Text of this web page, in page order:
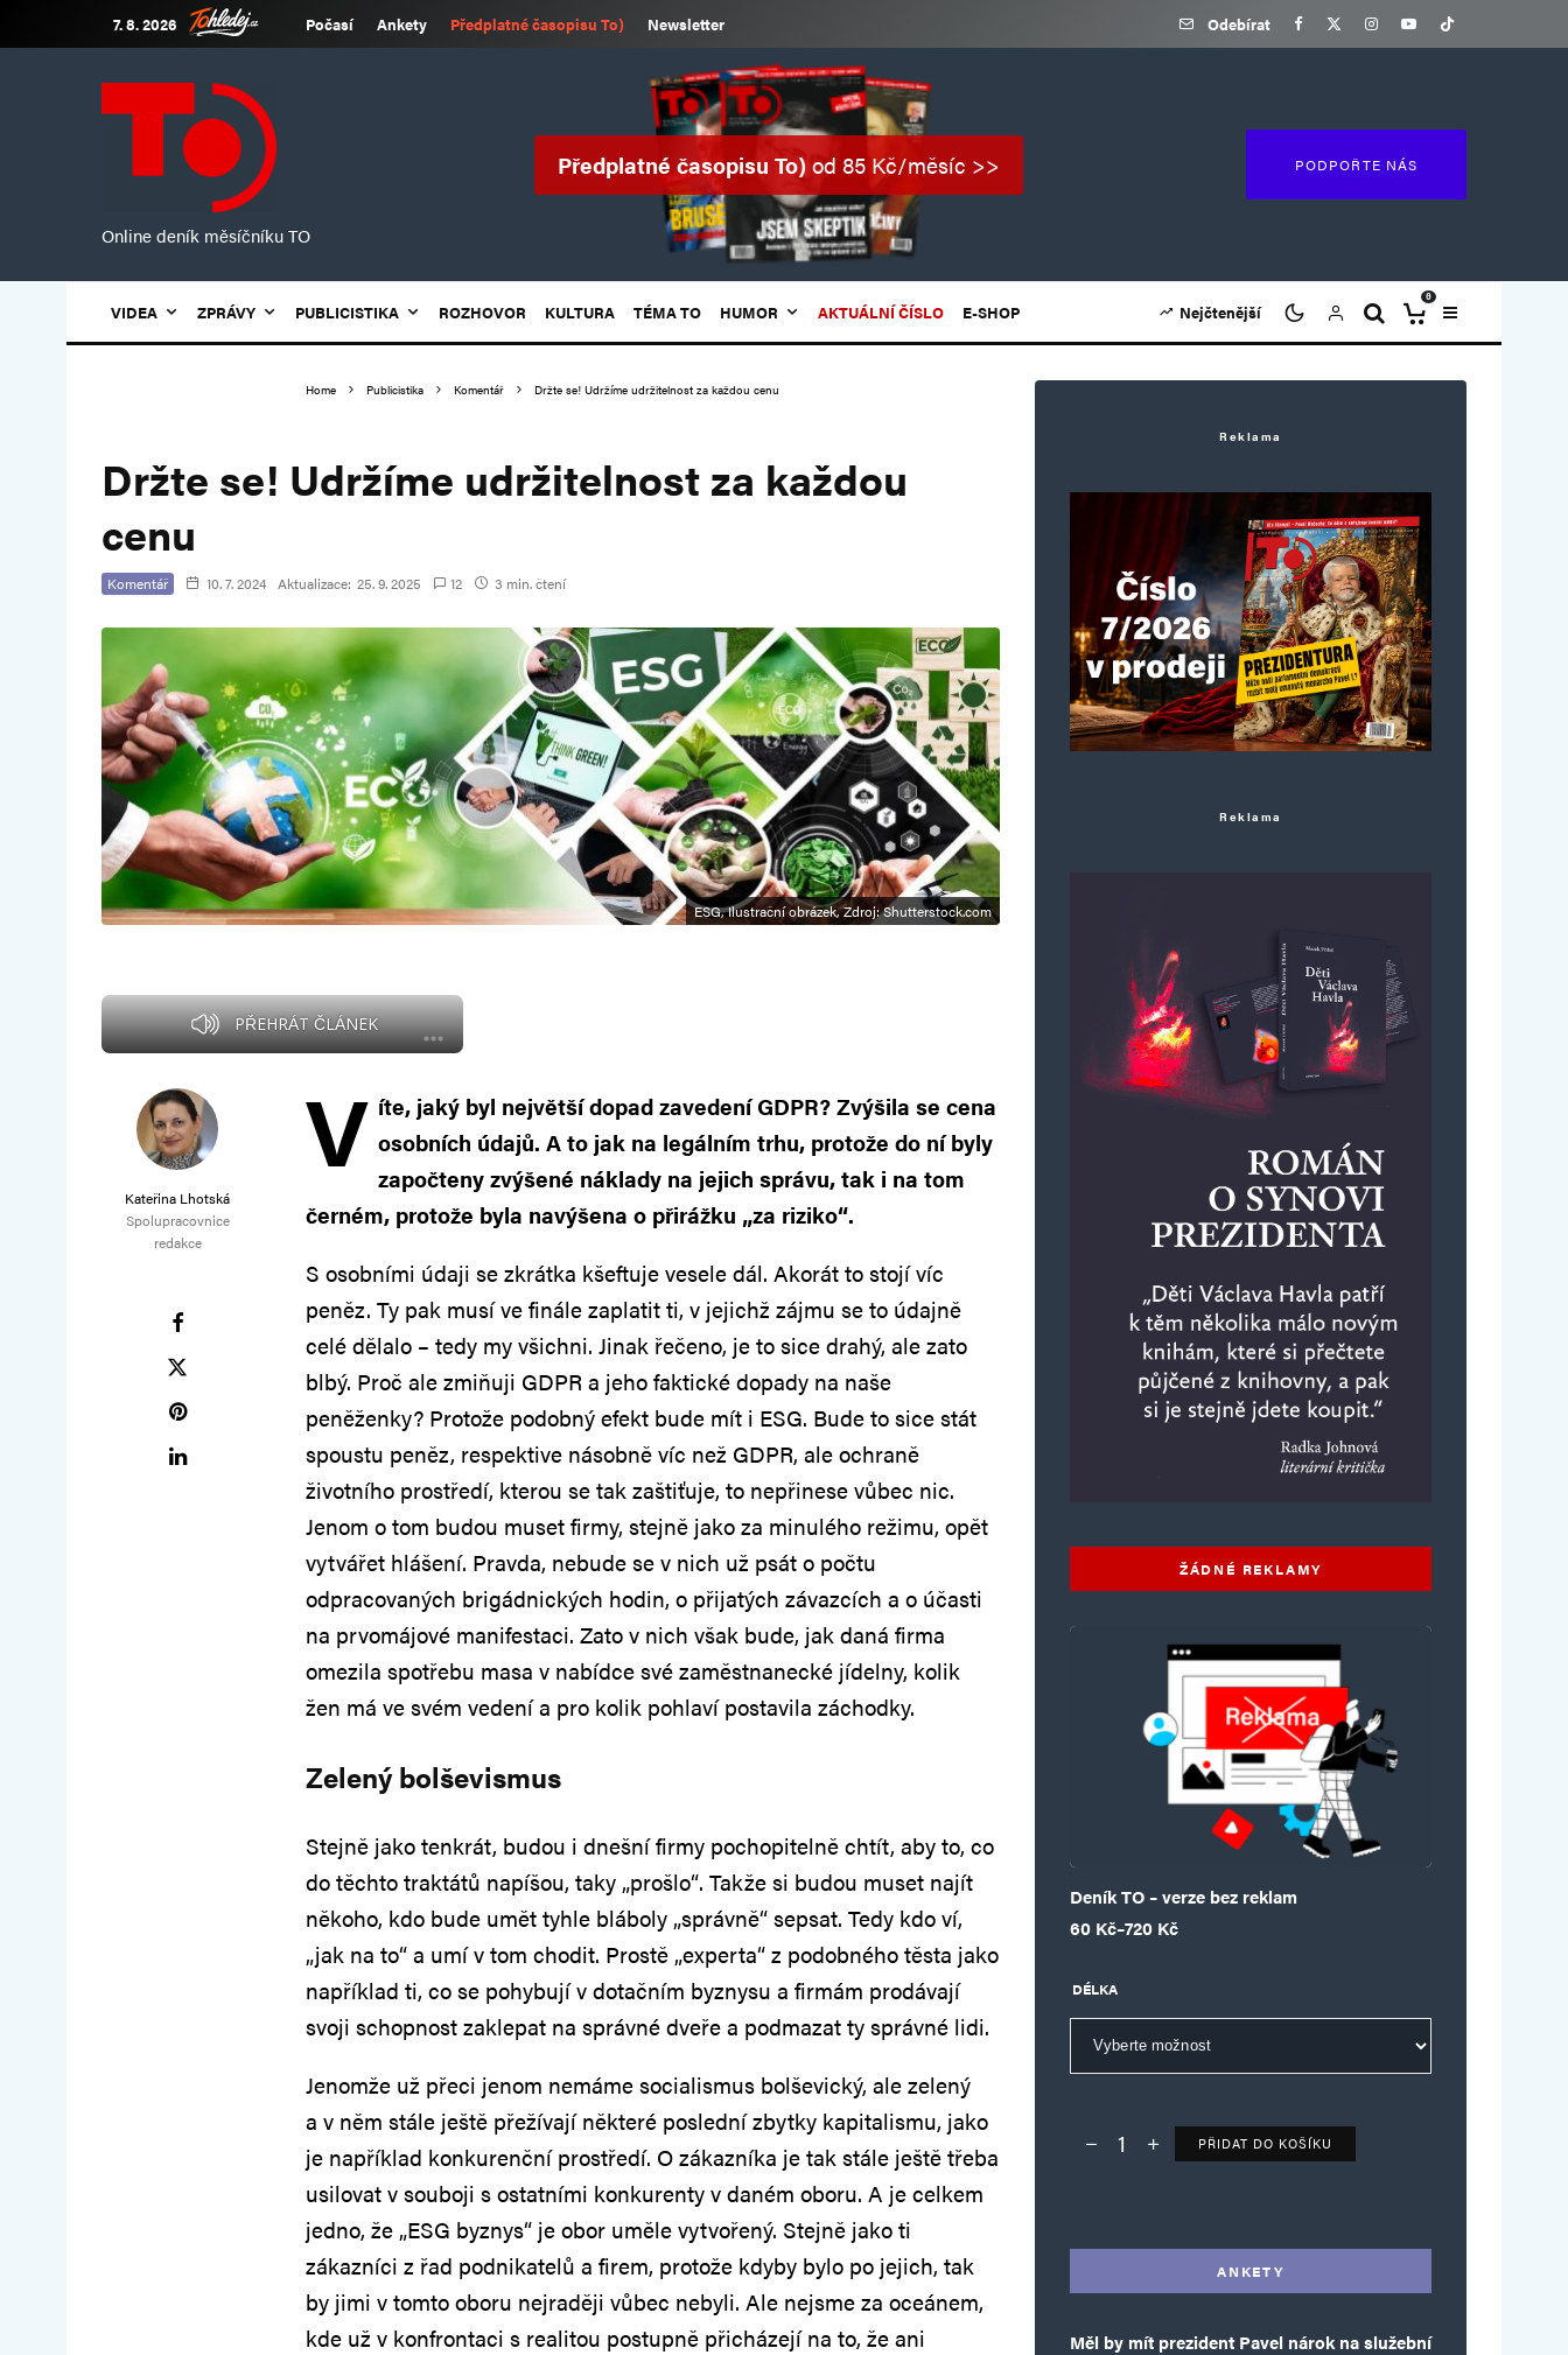
7. 8. 2026 Počasí Ankety Předplatné časopisu To) Newsletter Odebírat
Online deník měsíčníku TO
Předplatné časopisu To)od 85 Kč/měsíc >> PODPOŘTE NÁS
VIDEA ZPRÁVY PUBLICISTIKA ROZHOVOR KULTURA TÉMA TO HUMOR AKTUÁLNÍ ČÍSLO E-SHOP Nejčtenější
0
Home Publicistika Komentář Držte se! Udržíme udržitelnost za každou cenu
Držte se! Udržíme udržitelnost za každou
cenu
Komentář 10. 7. 2024 Aktualizace: 25. 9. 2025 12 3 min. čtení
ESG, Ilustrační obrázek, Zdroj: Shutterstock.com
PŘEHRÁT ČLÁNEK
Kateřina Lhotská
Spolupracovnice
redakce
V íte, jaký byl největší dopad zavedení GDPR? Zvýšila se cena
osobních údajů. A to jak na legálním trhu, protože do ní byly
započteny zvýšené náklady na jejich správu, tak i na tom
černém, protože byla navýšena o přirážku „za riziko“.
S osobními údaji se zkrátka kšeftuje vesele dál. Akorát to stojí víc
peněz. Ty pak musí ve finále zaplatit ti, v jejichž zájmu se to údajně
celé dělalo – tedy my všichni. Jinak řečeno, je to sice drahý, ale zato
blbý. Proč ale zmiňuji GDPR a jeho faktické dopady na naše
peněženky? Protože podobný efekt bude mít i ESG. Bude to sice stát
spoustu peněz, respektive násobně víc než GDPR, ale ochraně
životního prostředí, kterou se tak zaštiťuje, to nepřinese vůbec nic.
Jenom o tom budou muset firmy, stejně jako za minulého režimu, opět
vytvářet hlášení. Pravda, nebude se v nich už psát o počtu
odpracovaných brigádnických hodin, o přijatých závazcích a o účasti
na prvomájové manifestaci. Zato v nich však bude, jak daná firma
omezila spotřebu masa v nabídce své zaměstnanecké jídelny, kolik
žen má ve svém vedení a pro kolik pohlaví postavila záchodky.
Zelený bolševismus
Stejně jako tenkrát, budou i dnešní firmy pochopitelně chtít, aby to, co
do těchto traktátů napíšou, taky „prošlo“. Takže si budou muset najít
někoho, kdo bude umět tyhle bláboly „správně“ sepsat. Tedy kdo ví,
„jak na to“ a umí v tom chodit. Prostě „experta“ z podobného těsta jako
například ti, co se pohybují v dotačním byznysu a firmám prodávají
svoji schopnost zaklepat na správné dveře a podmazat ty správné lidi.
Jenomže už přeci jenom nemáme socialismus bolševický, ale zelený
a v něm stále ještě přežívají některé poslední zbytky kapitalismu, jako
je například konkurenční prostředí. O zákazníka je tak stále ještě třeba
usilovat v souboji s ostatními konkurenty v daném oboru. A je celkem
jedno, že „ESG byznys“ je obor uměle vytvořený. Stejně jako ti
zákazníci z řad podnikatelů a firem, protože kdyby bylo po jejich, tak
by jimi v tomto oboru nejraději vůbec nebyli. Ale nejsme za oceánem,
kde už v konfrontaci s realitou postupně přicházejí na to, že ani
Reklama
Reklama
ŽÁDNÉ REKLAMY
Deník TO – verze bez reklam
60 Kč–720 Kč
Rozpětí cen: 60 Kč až 720 Kč
DÉLKA
Deník TO – verze bez reklam množství
PŘIDAT DO KOŠÍKU
ANKETY
Měl by mít prezident Pavel nárok na služební